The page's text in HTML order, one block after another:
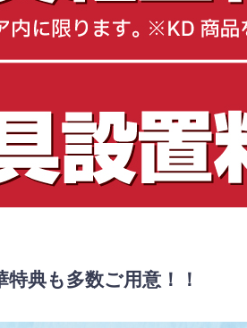
典も多数ご用意！！